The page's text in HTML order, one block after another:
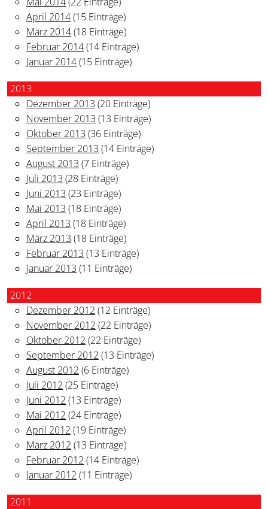
April 2014(15 Einträge)
März 2014(18 Einträge)
Februar 2014(14 Einträge)
Januar 2014(15 Einträge)
2013
Dezember 2013 (20 Einträge)
November 2013 (13 Einträge)
Oktober 2013 (36 Einträge)
September 2013 (14 Einträge)
August 2013 (7 Einträge)
Juli 2013 (28 Einträge)
Juni 2013 (23 Einträge)
Mai 2013 (18 Einträge)
April 2013 (18 Einträge)
März 2013 (18 Einträge)
Februar 2013 (13 Einträge)
Januar 2013 (11 Einträge)
2012
Dezember 2012 (12 Einträge)
November 2012 (22 Einträge)
Oktober 2012 (22 Einträge)
September 2012 (13 Einträge)
August 2012 (6 Einträge)
Juli 2012 (25 Einträge)
Juni 2012 (13 Einträge)
Mai 2012 (24 Einträge)
April 2012 (19 Einträge)
März 2012 (13 Einträge)
Februar 2012 (14 Einträge)
Januar 2012 (11 Einträge)
2011